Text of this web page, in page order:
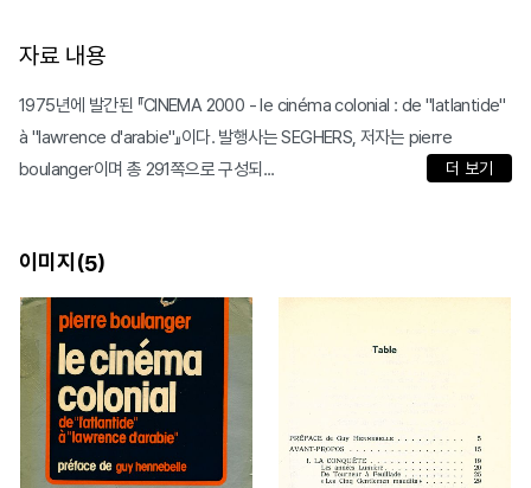
자료 내용
1975년에 발간된 『CINEMA 2000 - le cinéma colonial : de "latlantide"
à "lawrence d'arabie"』이다. 발행사는 SEGHERS, 저자는 pierre
boulanger이며 총 291쪽으로 구성되...
더 보기
이미지(5)